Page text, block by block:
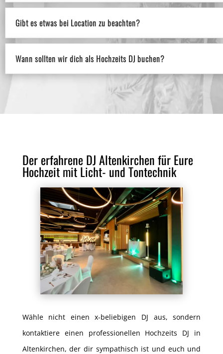
Gibt es etwas bei Location zu beachten?
Wann sollten wir dich als Hochzeits DJ buchen?
Der erfahrene DJ Altenkirchen für Eure
Hochzeit mit Licht- und Tontechnik
Wähle nicht einen x-beliebigen DJ aus, sondern
kontaktiere einen professionellen Hochzeits DJ in
Altenkirchen, der dir sympathisch ist und euch und